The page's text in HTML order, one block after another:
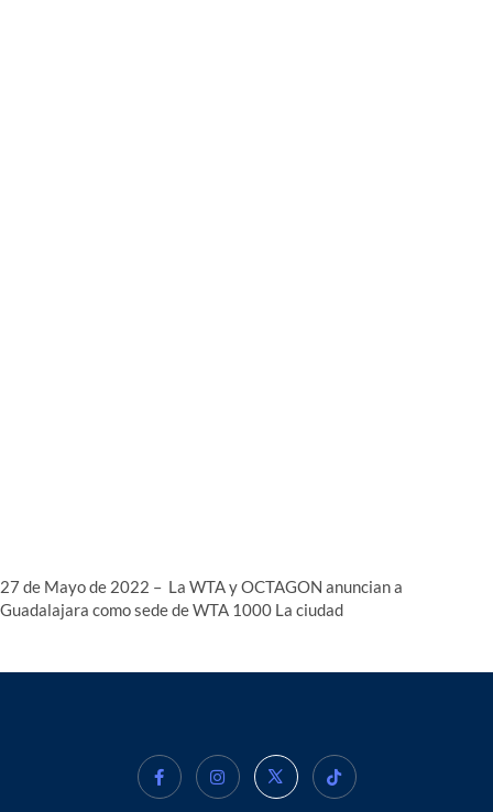
27 de Mayo de 2022 – La WTA y OCTAGON anuncian a
Guadalajara como sede de WTA 1000 La ciudad